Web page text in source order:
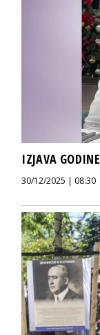
IZJAVA
30/12/2025 | 08:30